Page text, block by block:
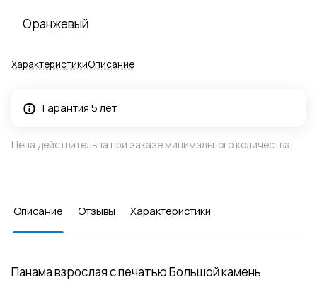
Оранжевый
ХарактеристикиОписание
Гарантия 5 лет
Цена действительна при заказе минимального количества
Описание Отзывы Характеристики
Панама взрослая с печатью Большой камень